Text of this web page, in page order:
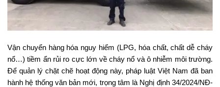
Vận chuyển hàng hóa nguy hiểm (LPG, hóa chất, chất dễ cháy
nổ…) tiềm ẩn rủi ro cực lớn về cháy nổ và ô nhiễm môi trường.
Để quản lý chặt chẽ hoạt động này, pháp luật Việt Nam đã ban
hành hệ thống văn bản mới, trọng tâm là Nghị định 34/2024/NĐ-